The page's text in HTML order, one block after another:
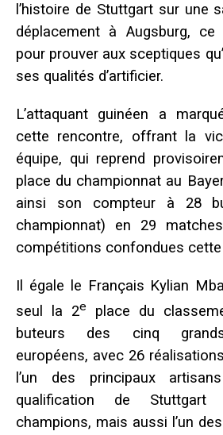
l’histoire de Stuttgart sur une
déplacement à Augsburg,
pour prouver aux sceptiques
ses qualités d’artificier.
L’attaquant guinéen a
cette rencontre, offrant la
équipe, qui reprend
place du championnat au
ainsi son compteur à 28
championnat) en 29
compétitions confondues
Il égale le Français Kylian
seul la 2e
place du
buteurs des cinq grands
européens, avec 26
l’un des principaux
qualification de
champions, mais aussi l’un